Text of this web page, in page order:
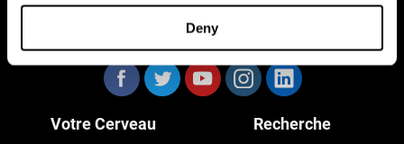
Deny
Nous suivre
Votre Cerveau Recherche